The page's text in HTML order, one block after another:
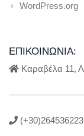
WordPress.org
ΕΠΙΚΟΙΝΩΝΊΑ:
Καραβέλα 11,